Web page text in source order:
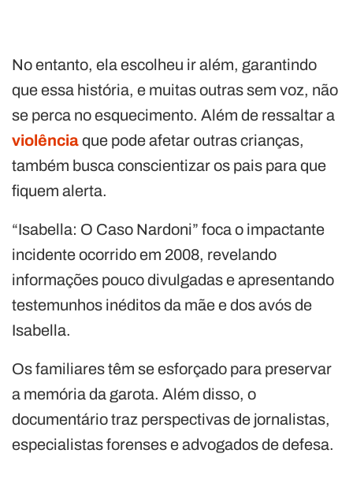
No entanto, ela escolheu ir além, garantindo
que essa história, e muitas outras sem voz, não
se perca no esquecimento. Além de ressaltar a
violênciaque pode afetar outras crianças,
também busca conscientizar os pais para que
fiquem alerta.
“Isabella: O Caso Nardoni” foca o impactante
incidente ocorrido em 2008, revelando
informações pouco divulgadas e apresentando
testemunhos inéditos da mãe e dos avós de
Isabella.
Os familiares têm se esforçado para preservar
a memória da garota. Além disso, o
documentário traz perspectivas de jornalistas,
especialistas forenses e advogados de defesa.